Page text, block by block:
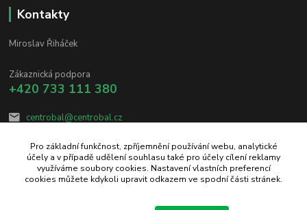
Kontakty
Miroslav Řiháček
Zákaznická podpora
+420 733 111 380
centrobal@centrobal.cz
Pro základní funkčnost, zpříjemnění používání webu, analytické
účely a v případě udělení souhlasu také pro účely cílení reklamy
využíváme soubory cookies. Nastavení vlastních preferencí
cookies můžete kdykoli upravit odkazem ve spodní části stránek.